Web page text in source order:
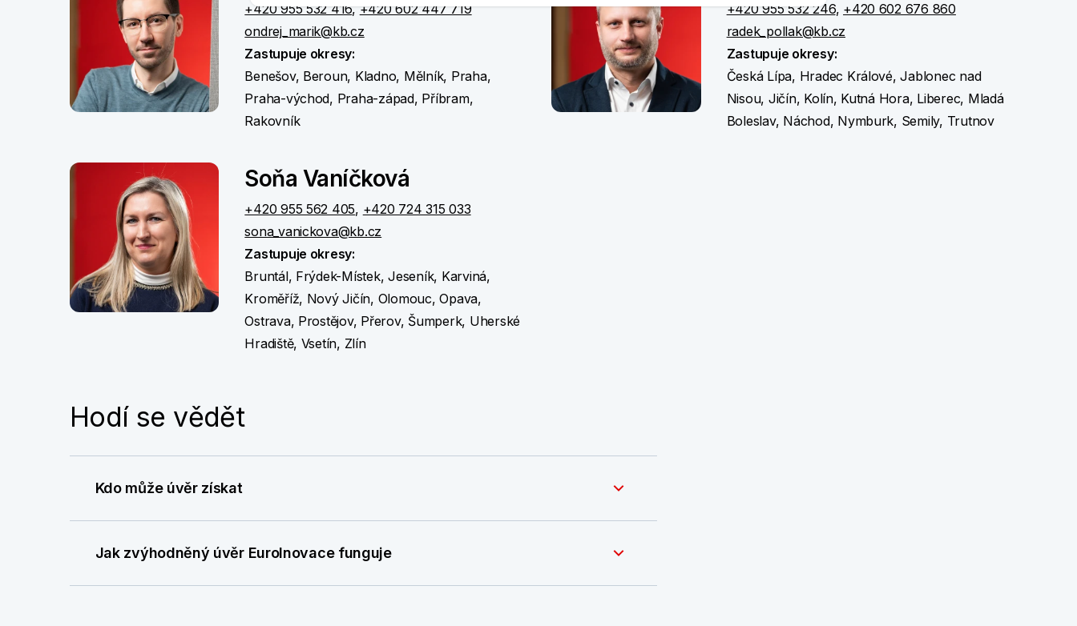
+420 955 532 416,+420 602 447 719
ondrej_marik@kb.cz
Zastupuje okresy:
Benešov, Beroun, Kladno, Mělník, Praha,
Praha-východ, Praha-západ, Příbram,
Rakovník
+420 955 532 246, +420 602 676 860
radek_pollak@kb.cz
Zastupuje okresy:
Česká Lípa, Hradec Králové, Jablonec nad
Nisou, Jičín, Kolín, Kutná Hora, Liberec, Mladá
Boleslav, Náchod, Nymburk, Semily, Trutnov
Soňa Vaníčková
+420 955 562 405, +420 724 315 033
sona_vanickova@kb.cz
Zastupuje okresy:
Bruntál, Frýdek-Místek, Jeseník, Karviná,
Kroměříž, Nový Jičín, Olomouc, Opava,
Ostrava, Prostějov, Přerov, Šumperk, Uherské
Hradiště, Vsetín, Zlín
Hodí se vědět
Kdo může úvěr získat
Jak zvýhodněný úvěr EuroInovace funguje